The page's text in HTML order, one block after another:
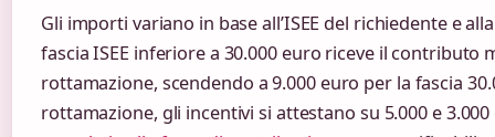
Gli importi variano in base all’ISEE del richiedente e
fascia ISEE inferiore a 30.000 euro riceve il contributo
rottamazione, scendendo a 9.000 euro per la fascia
rottamazione, gli incentivi si attestano su 5.000 e